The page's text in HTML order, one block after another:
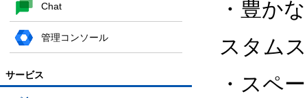
Chat
管理コンソール
サービス
・豊か
スタム
・スペ